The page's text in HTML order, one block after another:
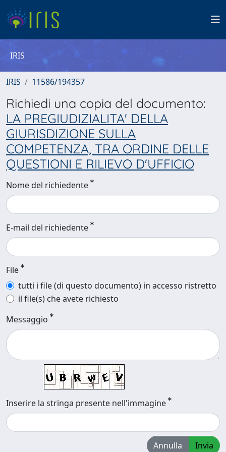
IRIS
IRIS 11586/194357
Richiedi una copia del documento:
LA PREGIUDIZIALITA' DELLA
GIURISDIZIONE SULLA
COMPETENZA, TRA ORDINE DELLE
QUESTIONI E RILIEVO D'UFFICIO
Nome del richiedente
E-mail del richiedente
File
tutti i file (di questo documento) in accesso ristretto
il file(s) che avete richiesto
Messaggio
Inserire la stringa presente nell'immagine
Annulla Invia